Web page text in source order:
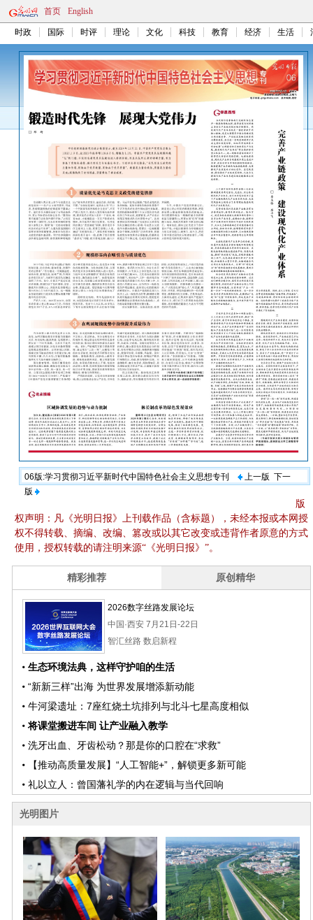
首页 English
时政 国际 时评 理论 文化 科技 教育 经济 生活
06版:学习贯彻习近平新时代中国特色社会主义思想专刊 上一版 下一
版
版
权声明：凡《光明日报》上刊载作品（含标题），未经本报或本网授
权不得转载、摘编、改编、篡改或以其它改变或违背作者原意的方式
使用，授权转载的请注明来源“《光明日报》”。